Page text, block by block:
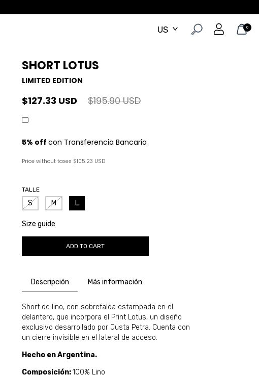
0
SHORT LOTUS
LIMITED EDITION
$127.33 USD $195.90 USD
Price without taxes $105.23 USD
TALLE
S M L
Size guide
Descripción Más información
Short de lino, con sobrefalda estampada en el
delantero, que incorpora el Print Lotus, un diseño
exclusivo desarrollado por Justa Petra. Cuenta con
un cierre invisible en el lateral de acceso.
Hecho en Argentina.
Composición:100% Lino